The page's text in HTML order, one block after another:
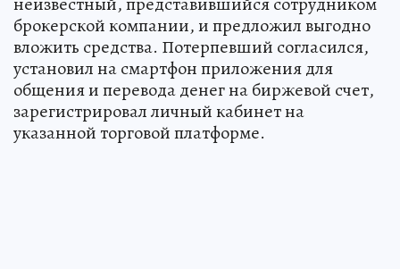
брокерской компании, и предложил выгодно
вложить средства. Потерпевший согласился,
установил на смартфон приложения для
общения и перевода денег на биржевой счет,
зарегистрировал личный кабинет на
указанной торговой платформе.